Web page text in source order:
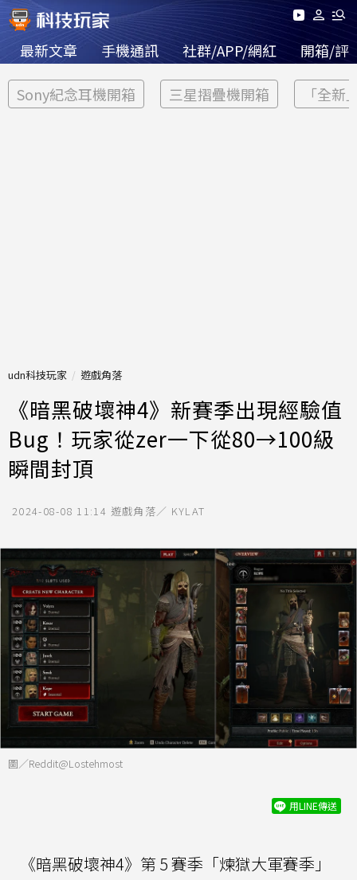
最新文章 手機通訊 社群/APP/網紅 開箱/評
Sony紀念耳機開箱 三星摺疊機開箱 「全新
udn科技玩家 遊戲角落
《暗黑破壞神4》新賽季出現經驗值
Bug！玩家從zer一下從80→100級
瞬間封頂
2024-08-08 11:14 遊戲角落／ KYLAT
圖／Reddit@Lostehmost
用LINE傳送
《暗黑破壞神4》第 5 賽季「煉獄大軍賽季」